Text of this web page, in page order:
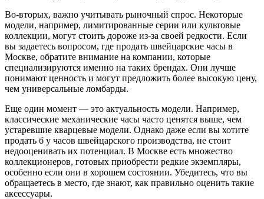
Во-вторых, важно учитывать рыночный спрос. Некоторые
модели, например, лимитированные серии или культовые
коллекции, могут стоить дороже из-за своей редкости. Если
вы задаетесь вопросом, где продать швейцарские часы в
Москве, обратите внимание на компании, которые
специализируются именно на таких брендах. Они лучше
понимают ценность и могут предложить более высокую цену,
чем универсальные ломбарды.
Еще один момент — это актуальность модели. Например,
классические механические часы часто ценятся выше, чем
устаревшие кварцевые модели. Однако даже если вы хотите
продать б у часов швейцарского производства, не стоит
недооценивать их потенциал. В Москве есть множество
коллекционеров, готовых приобрести редкие экземпляры,
особенно если они в хорошем состоянии. Убедитесь, что вы
обращаетесь в место, где знают, как правильно оценить такие
аксессуары.